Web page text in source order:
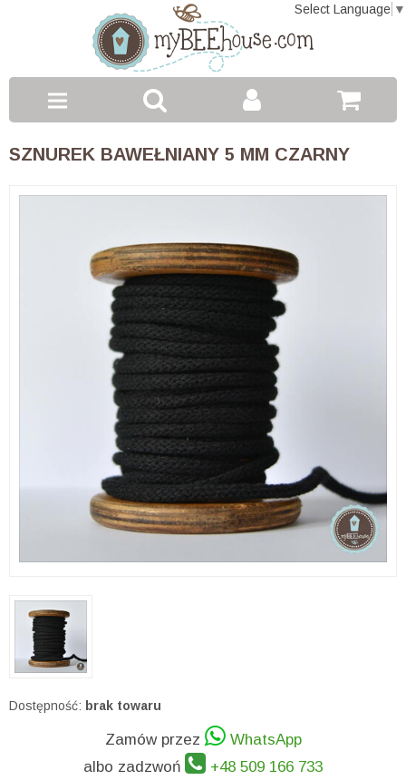
Select Language ▼
Toggle
SZNUREK BAWEŁNIANY 5 MM CZARNY
Dostępność: brak towaru
Zamów przez
WhatsApp
albo zadzwoń
+48 509 166 733